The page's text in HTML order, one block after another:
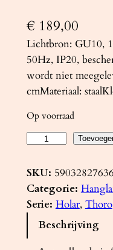
€ 189,00
Lichtbron: GU10,
50Hz, IP20,
wordt niet
cmMateriaal:
Op voorraad
n
g
l
SKU:
Categorie:
Serie: Holar, Thoro
Beschrijving